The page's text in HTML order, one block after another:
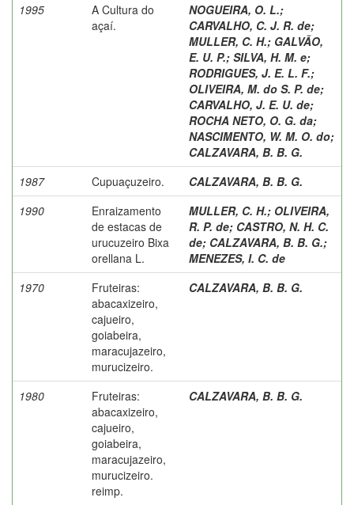
1995
A Cultura do
açaí.
NOGUEIRA, O. L.;
CARVALHO, C. J. R. de;
MULLER, C. H.; GALVÃO,
E. U. P.; SILVA, H. M. e;
RODRIGUES, J. E. L. F.;
OLIVEIRA, M. do S. P. de;
CARVALHO, J. E. U. de;
ROCHA NETO, O. G. da;
NASCIMENTO, W. M. O. do;
CALZAVARA, B. B. G.
1987
Cupuaçuzeiro.
CALZAVARA, B. B. G.
1990
Enraizamento
de estacas de
urucuzeiro Bixa
orellana L.
MULLER, C. H.; OLIVEIRA,
R. P. de; CASTRO, N. H. C.
de; CALZAVARA, B. B. G.;
MENEZES, I. C. de
1970
Fruteiras:
abacaxizeiro,
cajueiro,
goiabeira,
maracujazeiro,
murucizeiro.
CALZAVARA, B. B. G.
1980
Fruteiras:
abacaxizeiro,
cajueiro,
goiabeira,
maracujazeiro,
murucizeiro.
reimp.
CALZAVARA, B. B. G.